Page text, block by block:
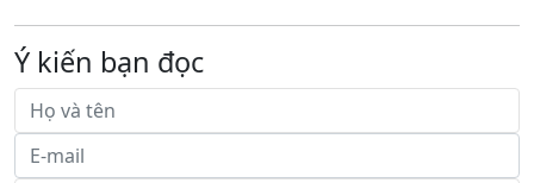
Ý kiến bạn đọc